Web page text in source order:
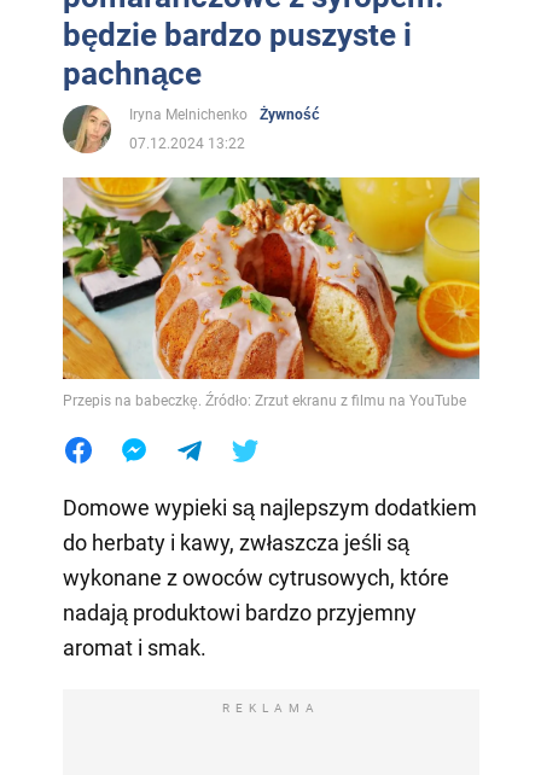
będzie bardzo puszyste i
pachnące
Iryna Melnichenko
Żywność
07.12.2024 13:22
Przepis na babeczkę. Źródło: Zrzut ekranu z filmu na YouTube
Domowe wypieki są najlepszym dodatkiem
do herbaty i kawy, zwłaszcza jeśli są
wykonane z owoców cytrusowych, które
nadają produktowi bardzo przyjemny
aromat i smak.
REKLAMA